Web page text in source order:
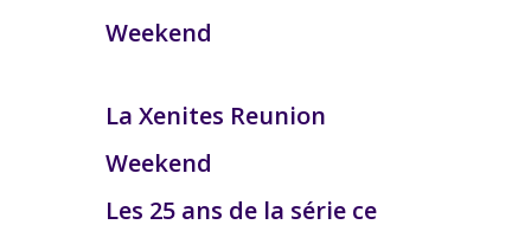
Weekend
La Xenites Reunion
Weekend
Les 25 ans de la série ce